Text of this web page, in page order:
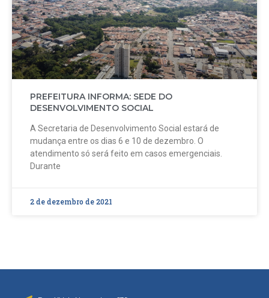
PREFEITURA INFORMA: SEDE DO
DESENVOLVIMENTO SOCIAL
A Secretaria de Desenvolvimento Social estará de
mudança entre os dias 6 e 10 de dezembro. O
atendimento só será feito em casos emergenciais.
Durante
2 de dezembro de 2021